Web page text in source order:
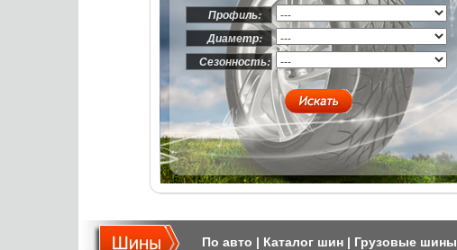
Профиль:
Диаметр:
Сезонность:
По авто | Каталог шин | Грузовые шины